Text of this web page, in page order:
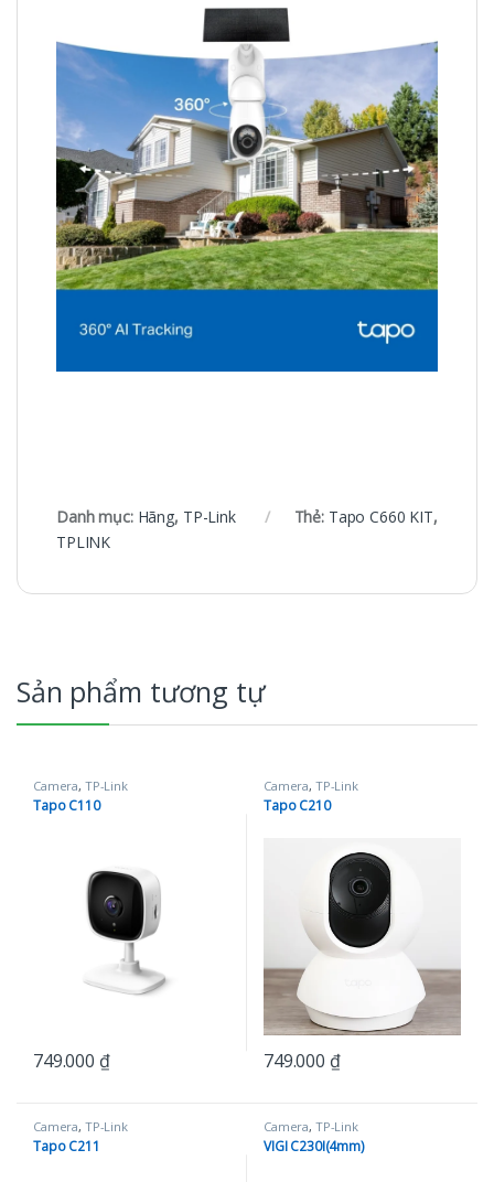
Danh mục: Hãng, TP-Link Thẻ: Tapo C660 KIT,
TPLINK
Sản phẩm tương tự
Camera, TP-Link
Tapo C110
749.000 ₫
Camera, TP-Link
Tapo C210
749.000 ₫
Camera, TP-Link
Tapo C211
Camera, TP-Link
VIGI C230I(4mm)